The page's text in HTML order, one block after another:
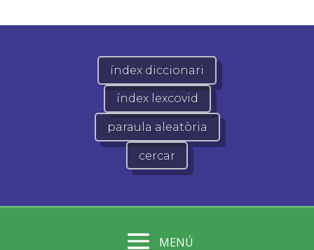
índex diccionari
índex lexcovid
paraula aleatòria
cercar
MENÚ